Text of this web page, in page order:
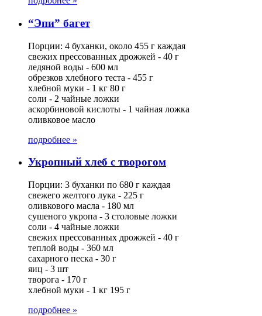
“Эпи” багет
Порции: 4 буханки, около 455 г каждая
свежих прессованных дрожжей - 40 г
ледяной воды - 600 мл
обрезков хлебного теста - 455 г
хлебной муки - 1 кг 80 г
соли - 2 чайные ложки
аскорбиновой кислоты - 1 чайная ложка
оливковое масло
подробнее »
Укропный хлеб с творогом
Порции: 3 буханки по 680 г каждая
свежего желтого лука - 225 г
оливкового масла - 180 мл
сушеного укропа - 3 столовые ложки
соли - 4 чайные ложки
свежих прессованных дрожжей - 40 г
теплой воды - 360 мл
сахарного песка - 30 г
яиц - 3 шт
творога - 170 г
хлебной муки - 1 кг 195 г
подробнее »